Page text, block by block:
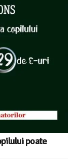
poate